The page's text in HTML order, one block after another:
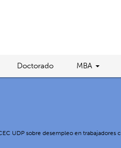
Doctorado MBA
UDP sobre desempleo en trabajadores